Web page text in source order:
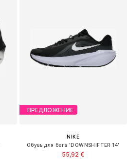
ПРЕДЛОЖЕНИЕ
NIKE
Обувь для бега 'DOWNSHIFTER 14'
55,92 €